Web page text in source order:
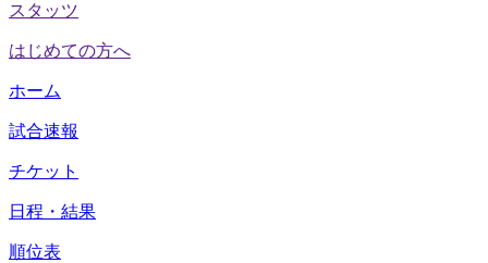
スタッツ
はじめての方へ
ホーム
試合速報
チケット
日程・結果
順位表